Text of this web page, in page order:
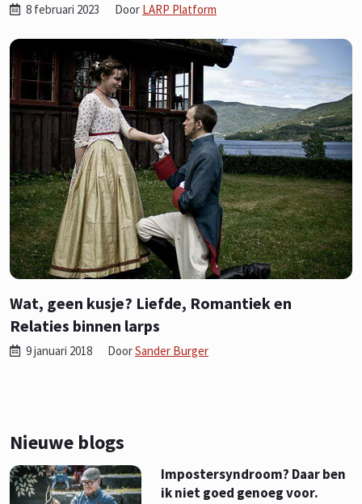
8 februari 2023 Door LARP Platform
Wat, geen kusje? Liefde, Romantiek en
Relaties binnen larps
9 januari 2018 DoorSander Burger
Nieuwe blogs
Impostersyndroom? Daar ben
ik niet goed genoeg voor.